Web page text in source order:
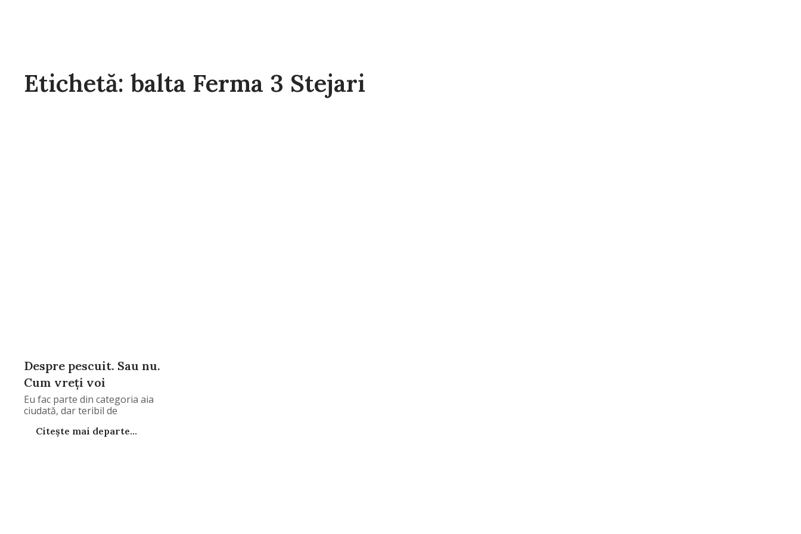
Etichetă: balta Ferma 3 Stejari
Despre pescuit. Sau nu.
Cum vreți voi
Eu fac parte din categoria aia
ciudată, dar teribil de
Citește mai departe...